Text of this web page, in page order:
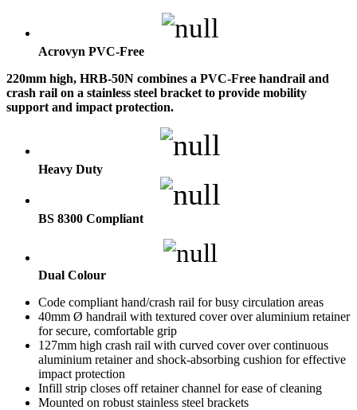
Acrovyn PVC-Free
220mm high, HRB-50N combines a PVC-Free handrail and
crash rail on a stainless steel bracket to provide mobility
support and impact protection.
Heavy Duty
BS 8300 Compliant
Dual Colour
Code compliant hand/crash rail for busy circulation areas
40mm Ø handrail with textured cover over aluminium retainer
for secure, comfortable grip
127mm high crash rail with curved cover over continuous
aluminium retainer and shock-absorbing cushion for effective
impact protection
Infill strip closes off retainer channel for ease of cleaning
Mounted on robust stainless steel brackets